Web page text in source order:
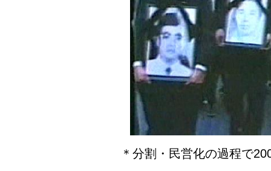
＊分割・民営化の過程で